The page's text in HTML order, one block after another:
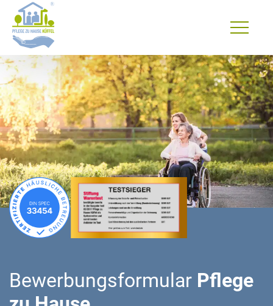
Primary
Bewerbungsformular Pflege